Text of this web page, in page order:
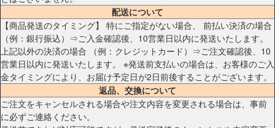
配送について
【商品発送のタイミング】 特にご指定がない場合、 前払い決済の場合
（例：銀行振込）⇒ご入金確認後、10営業日以内に発送いたします。
上記以外の決済の場合 （例：クレジットカード）⇒ご注文確認後、10
営業日以内に発送いたします。 ※発送前支払いの場合は、お客様のご入
金タイミングにより、お届け予定日が2日前後することがございます。
返品、交換について
ご注文をキャンセルされる場合や注文内容を変更される場合は、事前
に必ずご連絡ください。